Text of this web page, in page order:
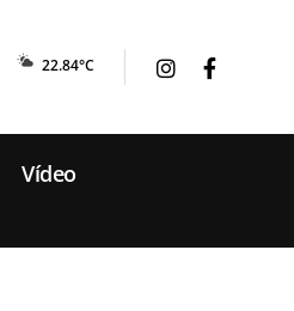
22.84°C
Vídeo